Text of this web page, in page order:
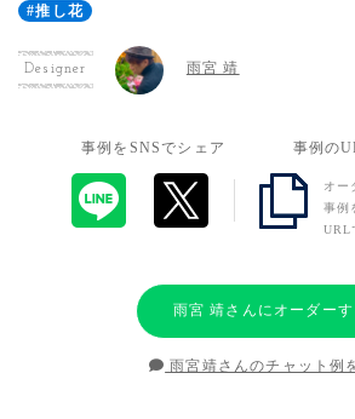
#推し花
Designer 雨宮 靖
事例をSNSでシェア 事例の
オー
事例
URL
雨宮 靖さんにオーダーす
雨宮靖さんのチャット例